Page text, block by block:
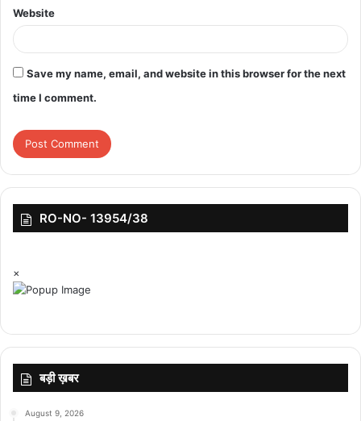
Website
Save my name, email, and website in this browser for the next
time I comment.
RO-NO- 13954/38
×
बड़ी ख़बर
August 9, 2026